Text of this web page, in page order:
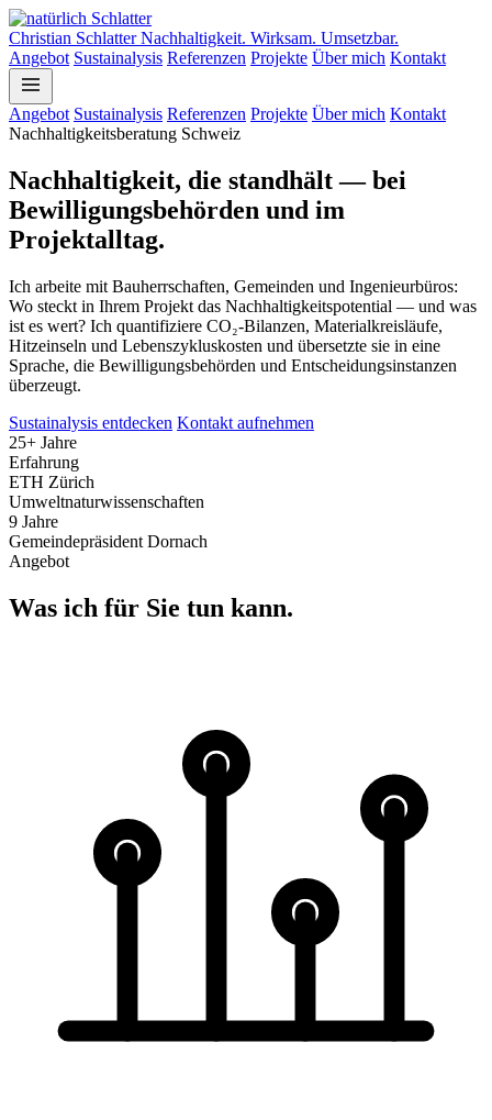
Christian Schlatter Nachhaltigkeit. Wirksam. Umsetzbar.
Angebot Sustainalysis Referenzen Projekte Über mich Kontakt
Angebot Sustainalysis Referenzen Projekte Über mich Kontakt
Nachhaltigkeitsberatung Schweiz
Nachhaltigkeit, die standhält — bei
Bewilligungsbehörden und im
Projektalltag.
Ich arbeite mit Bauherrschaften, Gemeinden und Ingenieurbüros:
Wo steckt in Ihrem Projekt das Nachhaltigkeitspotential — und was
ist es wert? Ich quantifiziere CO₂-Bilanzen, Materialkreisläufe,
Hitzeinseln und Lebenszykluskosten und übersetzte sie in eine
Sprache, die Bewilligungsbehörden und Entscheidungsinstanzen
überzeugt.
Sustainalysis entdecken Kontakt aufnehmen
25+ Jahre
Erfahrung
ETH Zürich
Umweltnaturwissenschaften
9 Jahre
Gemeindepräsident Dornach
Angebot
Was ich für Sie tun kann.